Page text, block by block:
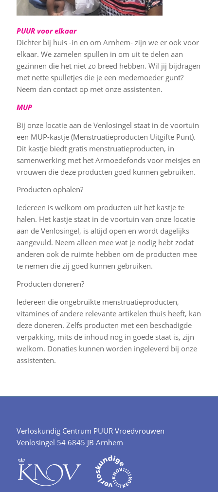
PUUR voor elkaar
Dichter bij huis -in en om Arnhem- zijn we er ook voor
elkaar. We zamelen spullen in om uit te delen aan
gezinnen die het niet zo breed hebben. Wil jij bijdragen
met nette spulletjes die je een medemoeder gunt?
Neem dan contact op met onze assistenten.
MUP
Bij onze locatie aan de Venlosingel staat in de voortuin
een MUP-kastje (Menstruatieproducten Uitgifte Punt).
Dit kastje biedt gratis menstruatieproducten, in
samenwerking met het Armoedefonds voor meisjes en
vrouwen die deze producten goed kunnen gebruiken.
Producten ophalen?
Iedereen is welkom om producten uit het kastje te
halen. Het kastje staat in de voortuin van onze locatie
aan de Venlosingel, is altijd open en wordt dagelijks
aangevuld. Neem alleen mee wat je nodig hebt zodat
anderen ook de ruimte hebben om de producten mee
te nemen die zij goed kunnen gebruiken.
Producten doneren?
Iedereen die ongebruikte menstruatieproducten,
vitamines of andere relevante artikelen thuis heeft, kan
deze doneren. Zelfs producten met een beschadigde
verpakking, mits de inhoud nog in goede staat is, zijn
welkom. Donaties kunnen worden ingeleverd bij onze
assistenten.
Verloskundig Centrum PUUR Vroedvrouwen
Venlosingel 54 6845 JB Arnhem